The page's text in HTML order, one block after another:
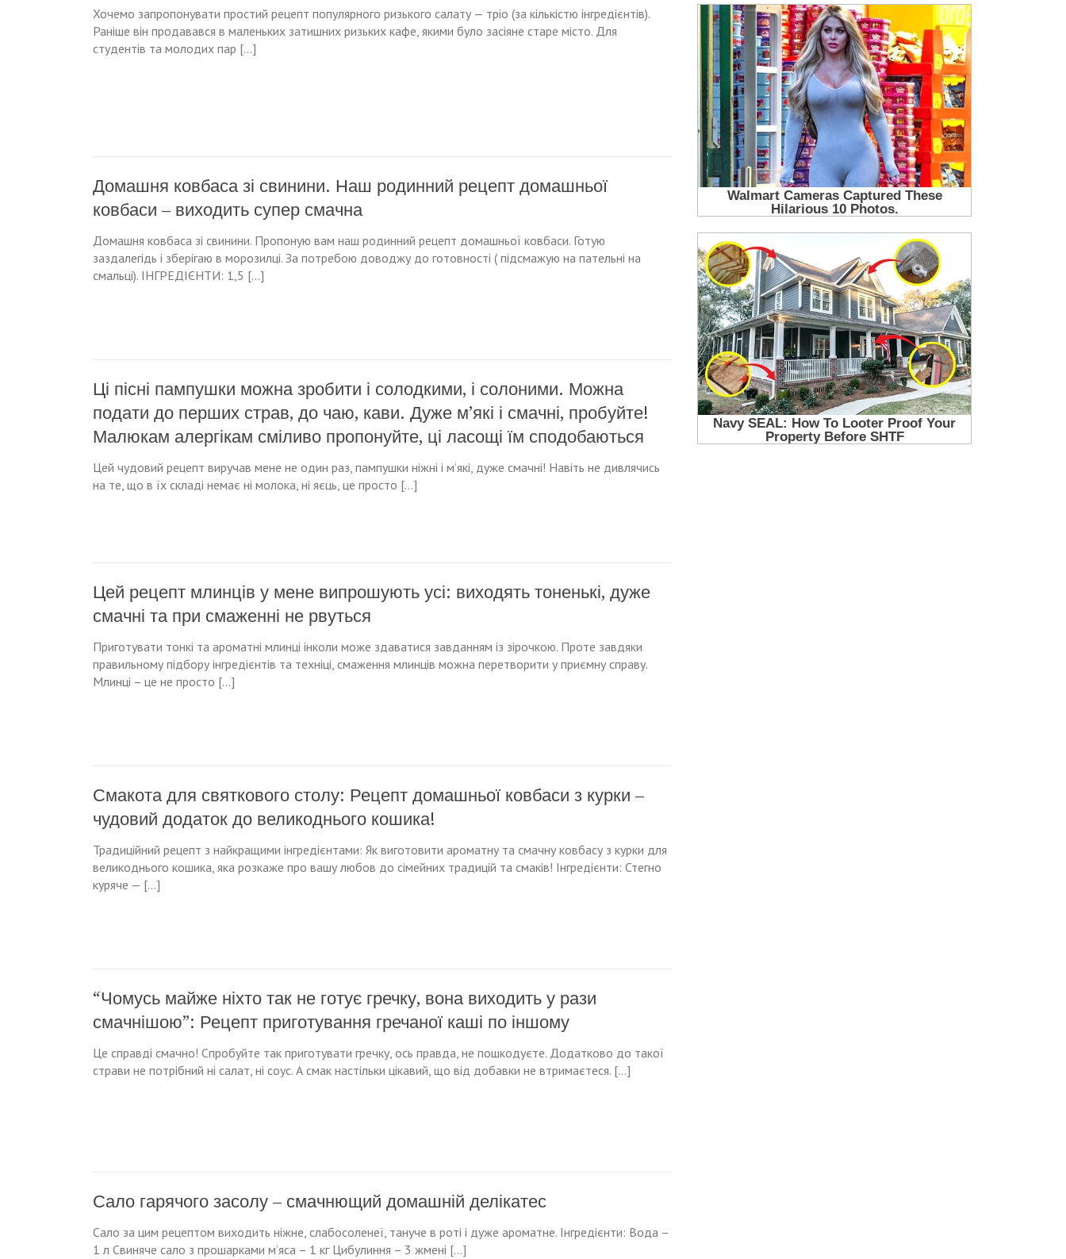
Хочемо запропонувати простий рецепт популярного ризького салату — тріо (за кількістю інгредієнтів).
Раніше він продавався в маленьких затишних ризьких кафе, якими було засіяне старе місто. Для
студентів та молодих пар […]
Домашня ковбаса зі свинини. Наш родинний рецепт домашньої
ковбаси – виходить супер смачна
Домашня ковбаса зі свинини. Пропоную вам наш родинний рецепт домашньої ковбаси. Готую
заздалегідь і зберігаю в морозилці. За потребою доводжу до готовності ( підсмажую на пательні на
смальці). ІНГРЕДІЄНТИ: 1,5 […]
Ці пісні пампушки можна зробити і солодкими, і солоними. Можна
подати до перших страв, до чаю, кави. Дуже м’які і смачні, пробуйте!
Малюкам алергікам сміливо пропонуйте, ці ласощі їм сподобаються
Цей чудовий рецепт виручав мене не один раз, пампушки ніжні і м’які, дуже смачні! Навіть не дивлячись
на те, що в їх складі немає ні молока, ні яєць, це просто […]
Цей рецепт млинців у мене випрошують усі: виходять тоненькі, дуже
смачні та при смаженні не рвуться
Приготувати тонкі та ароматні млинці інколи може здаватися завданням із зірочкою. Проте завдяки
правильному підбору інгредієнтів та техніці, смаження млинців можна перетворити у приємну справу.
Млинці – це не просто […]
Смакота для святкового столу: Рецепт домашньої ковбаси з курки –
чудовий додаток до великоднього кошика!
Традиційний рецепт з найкращими інгредієнтами: Як виготовити ароматну та смачну ковбасу з курки для
великоднього кошика, яка розкаже про вашу любов до сімейних традицій та смаків! Інгредієнти: Стегно
куряче — […]
“Чомусь майже ніхто так не готує гречку, вона виходить у рази
смачнішою”: Рецепт приготування гречаної каші по іншому
Це справді смачно! Спробуйте так приготувати гречку, ось правда, не пошкодуєте. Додатково до такої
страви не потрібний ні салат, ні соус. А смак настільки цікавий, що від добавки не втримаєтеся. […]
Сало гарячого засолу – смачнющий домашній делікатес
Сало за цим рецептом виходить ніжне, слабосоленеї, тануче в роті і дуже ароматне. Інгредієнти: Вода –
1 л Свиняче сало з прошарками м’яса – 1 кг Цибулиння – 3 жмені […]